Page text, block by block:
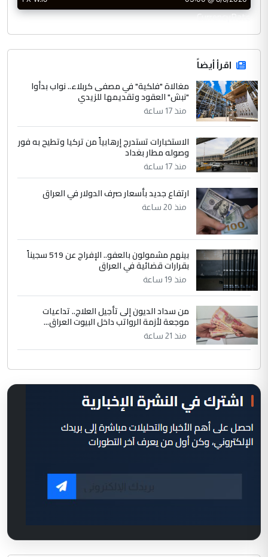
CurrencyRate
اقرأ أيضاً
مغالاة "فلكية" في مصفى كربلاء.. نواب بدأوا
"نبش" العقود وتقديمها للزيدي
منذ 17 ساعة
الاستخبارات تستدرج إرهابياً من تركيا وتطيح به فور
وصوله مطار بغداد
منذ 17 ساعة
ارتفاع جديد بأسعار صرف الدولار في العراق
منذ 20 ساعة
بينهم مشمولون بالعفو.. الإفراج عن 519 سجيناً
بقرارات قضائية في العراق
منذ 19 ساعة
من سداد الديون إلى تأجيل العلاج.. تداعيات
موجعة لأزمة الرواتب داخل البيوت العراق...
منذ 21 ساعة